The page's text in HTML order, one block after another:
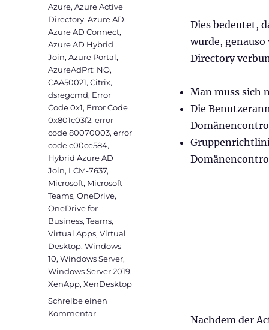
Dies bedeutet,
wurde,
Directory
Man muss sich
Die
Nachdem der
Azure,Azure Active
Directory,Azure AD,
Azure AD Connect,
Azure AD Hybrid
Join,Azure Portal,
AzureAdPrt: NO,
CAA50021,Citrix,
dsregcmd, Error
Code 0x1, Error Code
0x801c03f2,error
code 80070003,error
code c00ce584,
Hybrid Azure AD
Join, LCM-7637,
Microsoft, Microsoft
Teams,OneDrive,
OneDrive for
Business,Teams,
Virtual Apps,Virtual
Desktop,Windows
10,Windows Server,
Windows Server 2019,
XenApp,XenDesktop
Schreibe einen
Kommentarzu